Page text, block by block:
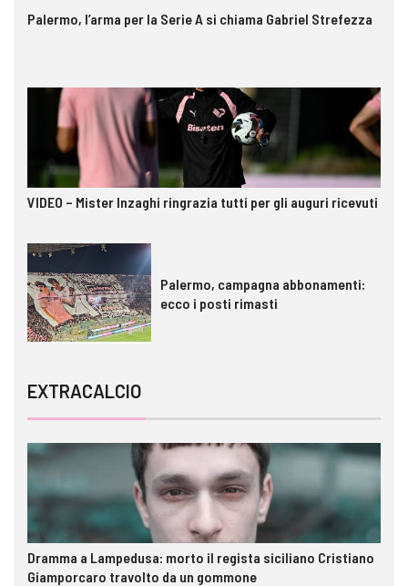
Palermo, l’arma per la Serie A si chiama Gabriel Strefezza
VIDEO – Mister Inzaghi ringrazia tutti per gli auguri ricevuti
Palermo, campagna abbonamenti:
ecco i posti rimasti
EXTRACALCIO
Dramma a Lampedusa: morto il regista siciliano Cristiano
Giamporcaro travolto da un gommone